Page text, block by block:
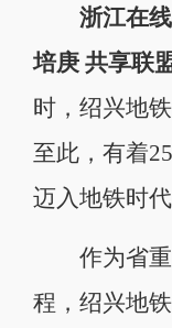
浙江在线
培庚 共享联
时，绍兴地
至此，有着
迈入地铁时代
作为省重
程，绍兴地